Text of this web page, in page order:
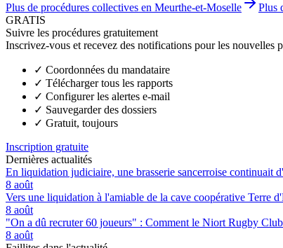
Plus de procédures collectives en Meurthe-et-Moselle
Plus
GRATIS
Suivre les procédures gratuitement
Inscrivez-vous et recevez des notifications pour les nouvelles
✓ Coordonnées du mandataire
✓ Télécharger tous les rapports
✓ Configurer les alertes e-mail
✓ Sauvegarder des dossiers
✓ Gratuit, toujours
Inscription gratuite
Dernières actualités
En liquidation judiciaire, une brasserie sancerroise continuait
8 août
Vers une liquidation à l'amiable de la cave coopérative Terre
8 août
"On a dû recruter 60 joueurs" : Comment le Niort Rugby
8 août